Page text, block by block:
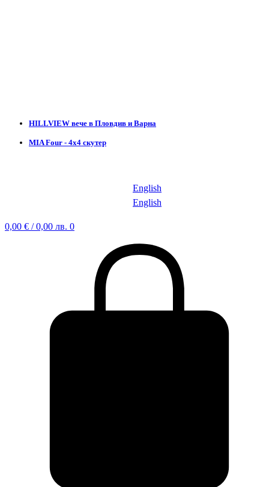
HILLVIEW вече в Пловдив и Варна
MIA Four - 4х4 скутер
English
English
0,00 € / 0,00 лв. 0